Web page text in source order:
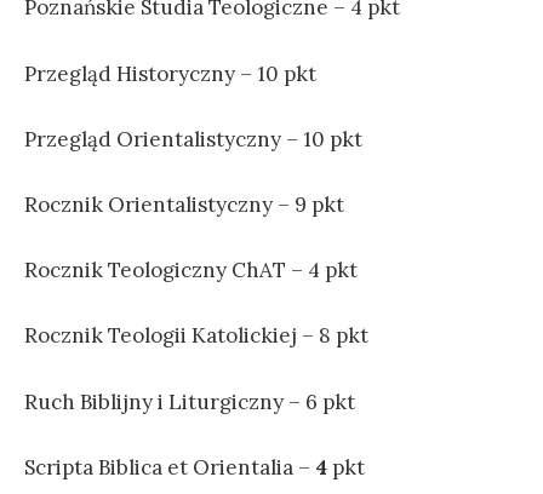
Poznańskie Studia Teologiczne – 4 pkt
Przegląd Historyczny – 10 pkt
Przegląd Orientalistyczny – 10 pkt
Rocznik Orientalistyczny – 9 pkt
Rocznik Teologiczny ChAT – 4 pkt
Rocznik Teologii Katolickiej – 8 pkt
Ruch Biblijny i Liturgiczny – 6 pkt
Scripta Biblica et Orientalia – 4 pkt